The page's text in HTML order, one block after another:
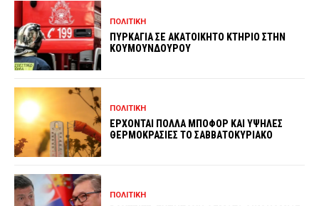
ΠΟΛΙΤΙΚΗ
ΠΥΡΚΑΓΙΑ ΣΕ ΑΚΑΤΟΙΚΗΤΟ ΚΤΗΡΙΟ ΣΤΗΝ
ΚΟΥΜΟΥΝΔΟΥΡΟΥ
ΠΟΛΙΤΙΚΗ
ΕΡΧΟΝΤΑΙ ΠΟΛΛΑ ΜΠΟΦΟΡ ΚΑΙ ΥΨΗΛΕΣ
ΘΕΡΜΟΚΡΑΣΙΕΣ ΤΟ ΣΑΒΒΑΤΟΚΥΡΙΑΚΟ
ΠΟΛΙΤΙΚΗ